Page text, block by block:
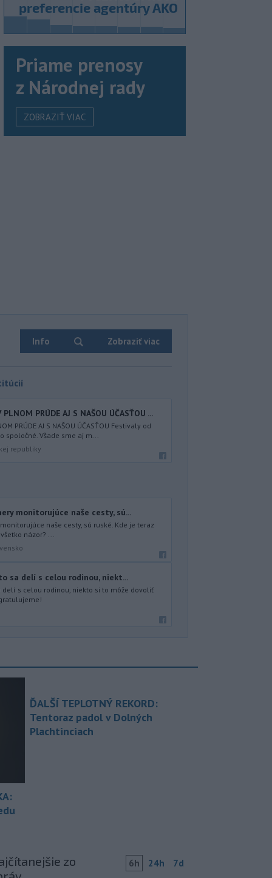
Priame prenosy
z Národnej rady
ZOBRAZIŤ VIAC
Info Zobraziť viac
PLNOM PRÚDE AJ S NAŠOU ÚČASŤOU ...
PRÚDE AJ S NAŠOU ÚČASŤOU Festivaly od
Všade sme aj m...
republiky
monitorujúce naše cesty, sú...
naše cesty, sú ruské. Kde je teraz
názor? ...
sa delí s celou rodinou, niekt...
delí s celou rodinou, niekto si to môže dovoliť
ĎALŠÍ TEPLOTNÝ REKORD:
Tentoraz padol v Dolných
Plachtinciach
zo
6h 24h 7d